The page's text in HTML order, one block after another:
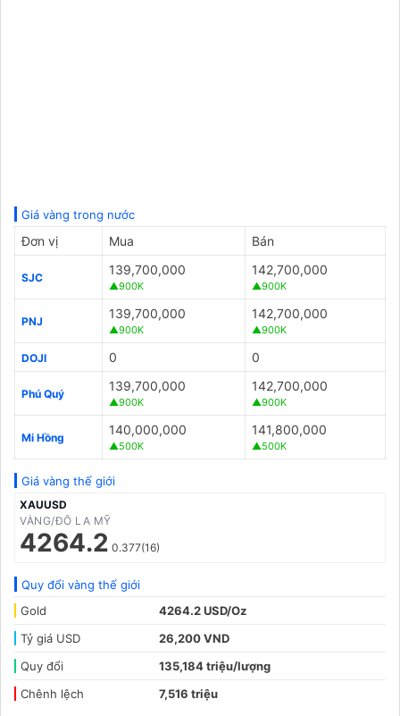
Giá vàng trong nước
Đơn vị Mua Bán
SJC
139,700,000
▲900K
142,700,000
▲900K
PNJ
139,700,000
▲900K
142,700,000
▲900K
DOJI 0 0
Phú Quý
139,700,000
▲900K
142,700,000
▲900K
Mi Hồng
140,000,000
▲500K
141,800,000
▲500K
Giá vàng thế giới
XAUUSD
VÀNG/ĐÔ LA MỸ
4264.2 0.377(16)
Quy đổi vàng thế giới
Gold
4264.2 USD/Oz
Tỷ giá USD
26,200 VND
Quy đổi
135,184 triệu/lượng
Chênh lệch
7,516 triệu